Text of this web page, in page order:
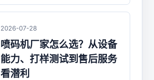
2026-07-28
喷码机厂家怎么选？从设备
能力、打样测试到售后服务
看潜利